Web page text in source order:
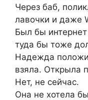
Через баб,
лавочки и даже
Был бы
туда бы тоже
Надежда
взяла. Открыла
Нет, не сейчас.
Она не хотела